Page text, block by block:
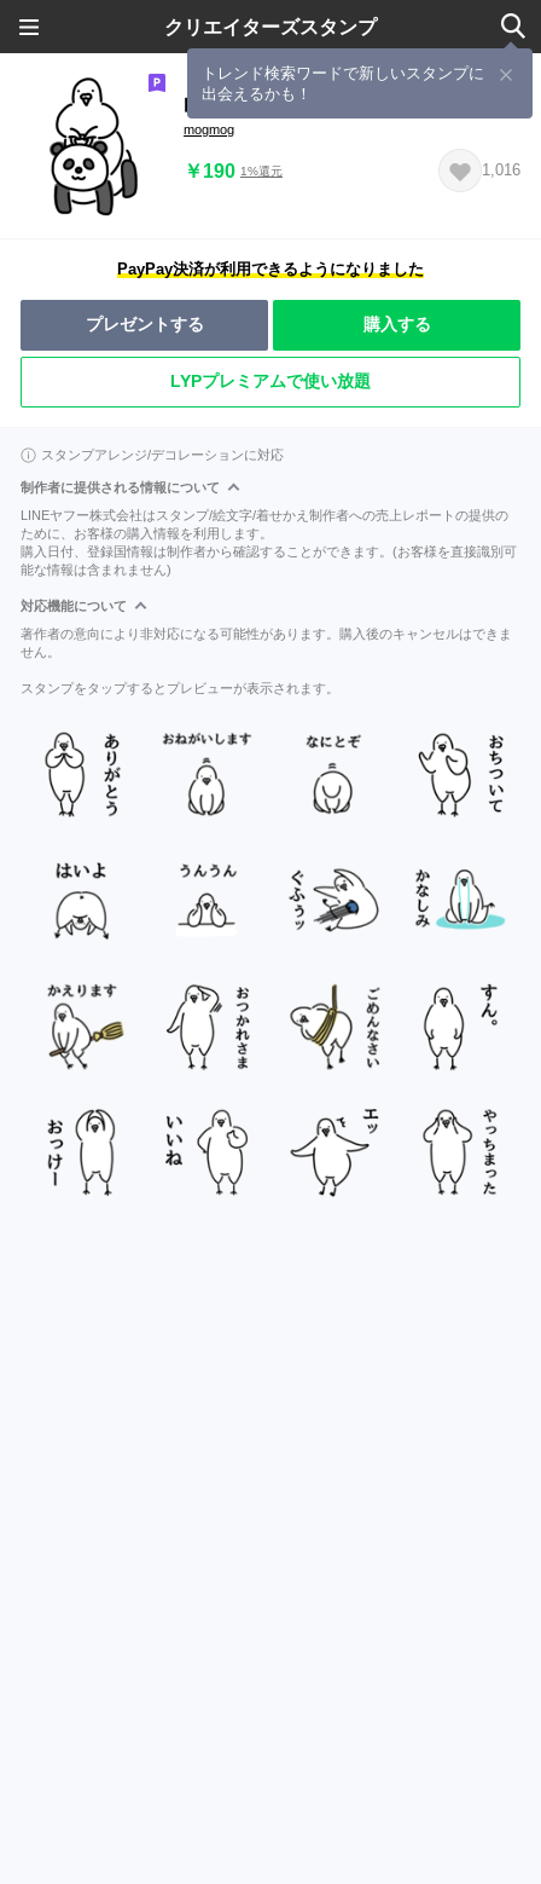
クリエイターズスタンプ
トレンド検索ワードで新しいスタンプに
出会えるかも！
白いハトのはとちゃん
mogmog
￥190 1%還元 1,016
PayPay決済が利用できるようになりました
プレゼントする 購入する
LYPプレミアムで使い放題
スタンプアレンジ/デコレーションに対応
制作者に提供される情報について
LINEヤフー株式会社はスタンプ/絵文字/着せかえ制作者への売上レポートの提供の
ために、お客様の購入情報を利用します。
購入日付、登録国情報は制作者から確認することができます。(お客様を直接識別可
能な情報は含まれません)
対応機能について
著作者の意向により非対応になる可能性があります。購入後のキャンセルはできま
せん。
スタンプをタップするとプレビューが表示されます。